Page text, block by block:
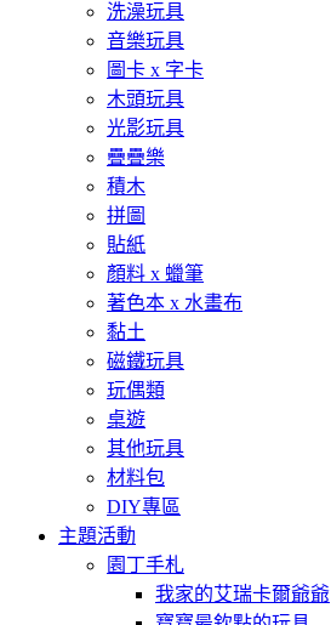
洗澡玩具
音樂玩具
圖卡 x 字卡
木頭玩具
光影玩具
疊疊樂
積木
拼圖
貼紙
顏料 x 蠟筆
著色本 x 水畫布
黏土
磁鐵玩具
玩偶類
桌遊
其他玩具
材料包
DIY專區
主題活動
園丁手札
我家的艾瑞卡爾爺爺